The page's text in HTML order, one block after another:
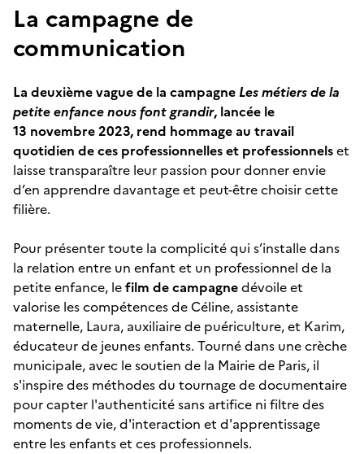
La campagne de
communication
La deuxième vague de la campagne Les métiers de la
petite enfance nous font grandir, lancée le
13 novembre 2023, rend hommage au travail
quotidien de ces professionnelles et professionnelset
laisse transparaître leur passion pour donner envie
d’en apprendre davantage et peut-être choisir cette
filière.
Pour présenter toute la complicité qui s’installe dans
la relation entre un enfant et un professionnel de la
petite enfance, lefilm de campagnedévoile et
valorise les compétences de Céline, assistante
maternelle, Laura, auxiliaire de puériculture, et Karim,
éducateur de jeunes enfants. Tourné dans une crèche
municipale, avec le soutien de la Mairie de Paris, il
s'inspire des méthodes du tournage de documentaire
pour capter l'authenticité sans artifice ni filtre des
moments de vie, d'interaction et d'apprentissage
entre les enfants et ces professionnels.